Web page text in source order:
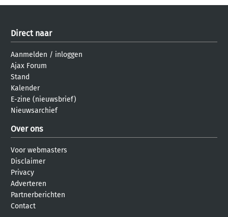
Direct naar
Aanmelden / inloggen
Ajax Forum
Stand
Kalender
E-zine (nieuwsbrief)
Nieuwsarchief
Over ons
Voor webmasters
Disclaimer
Privacy
Adverteren
Partnerberichten
Contact